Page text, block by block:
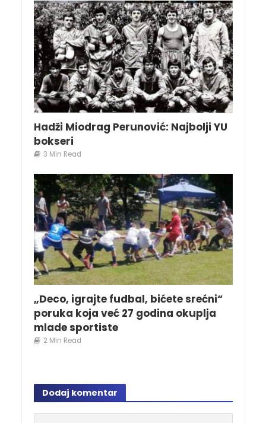
Hadži Miodrag Perunović: Najbolji YU
bokseri
3 Min Read
„Deco, igrajte fudbal, bićete srećni“
poruka koja već 27 godina okuplja
mlade sportiste
2 Min Read
Dodaj komentar